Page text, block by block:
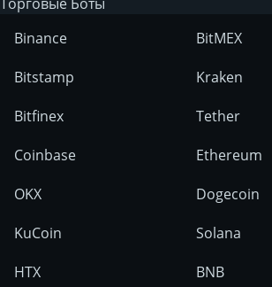
Binance
Bitstamp
Bitfinex
Coinbase
OKX
KuCoin
HTX
BitMEX
Kraken
Tether
Ethereum
Dogecoin
Solana
BNB